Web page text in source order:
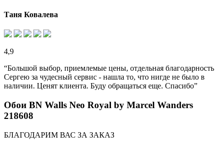
Таня Ковалева
4,9
“Большой выбор, приемлемые цены, отдельная благодарность
Сергею за чудесный сервис - нашла то, что нигде не было в
наличии. Ценят клиента. Буду обращаться еще. Спасибо”
Обои BN Walls Neo Royal by Marcel Wanders
218608
БЛАГОДАРИМ ВАС ЗА ЗАКАЗ